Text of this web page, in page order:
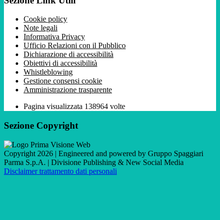
Cookie policy
Note legali
Informativa Privacy
Ufficio Relazioni con il Pubblico
Dichiarazione di accessibilità
Obiettivi di accessibilità
Whistleblowing
Gestione consensi cookie
Amministrazione trasparente
Pagina visualizzata 138964 volte
Sezione Copyright
Copyright 2026 | Engineered and powered by Gruppo Spaggiari
Parma S.p.A. | Divisione Publishing & New Social Media
Disclaimer trattamento dati personali